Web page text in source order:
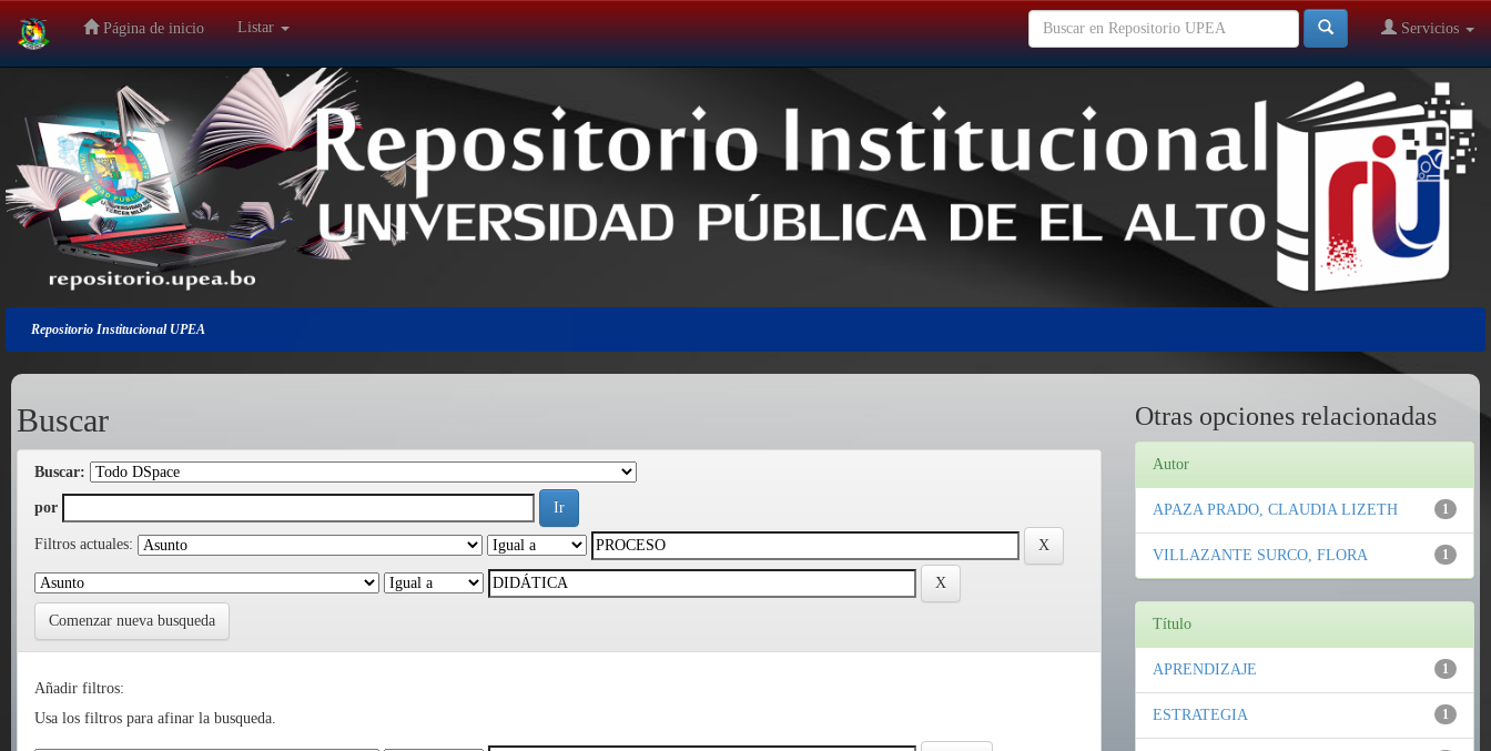
Salir
navegación
Página de inicio Listar Servicios
Repositorio Institucional UPEA
Buscar
Buscar:
por
Filtros actuales:
Comenzar nueva busqueda
Añadir filtros:
Usa los filtros para afinar la busqueda.
Otras opciones relacionadas
Autor
1
APAZA PRADO, CLAUDIA LIZETH
1
VILLAZANTE SURCO, FLORA
Título
1
APRENDIZAJE
1
ESTRATEGIA